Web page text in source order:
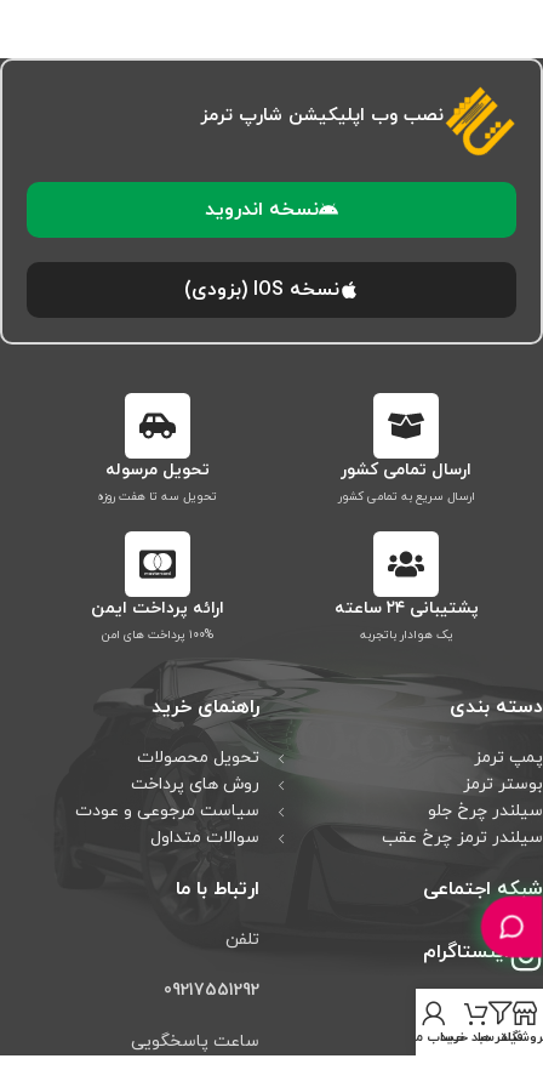
نصب وب اپلیکیشن شارپ ترمز
نسخه اندروید
نسخه IOS (بزودی)
ارسال تمامی کشور
ارسال سریع به تمامی کشور
تحویل مرسوله
تحویل سه تا هفت روزه
پشتیبانی ۲۴ ساعته
یک هوادار باتجربه
ارائه پرداخت ایمن
۱۰۰% پرداخت های امن
دسته بندی
پمپ ترمز
بوستر ترمز
سیلندر چرخ جلو
سیلندر ترمز چرخ عقب
راهنمای خرید
تحویل محصولات
روش های پرداخت
سیاست مرجوعی و عودت
سوالات متداول
شبکه اجتماعی
اینستاگرام
تلگرام
ارتباط با ما
تلفن
09217551292
ساعت پاسخگویی فیلتر هاسبد خریدحساب من